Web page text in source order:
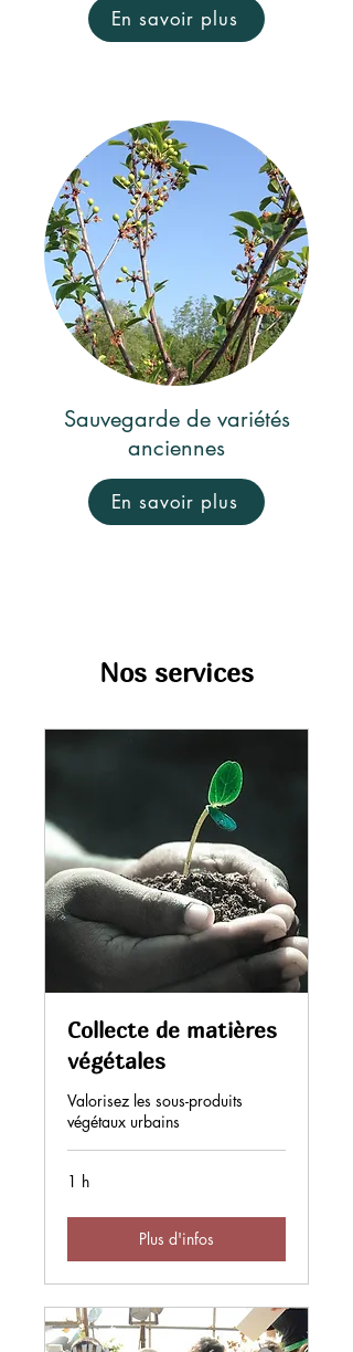
En savoir plus
Sauvegarde de variétés
anciennes
En savoir plus
Nos services
Collecte de matières
végétales
Valorisez les sous-produits
végétaux urbains
1 h
Plus d'infos